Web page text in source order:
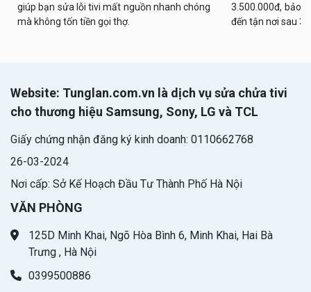
giúp bạn sửa lỗi tivi mất nguồn nhanh chóng
mà không tốn tiền gọi thợ.
3.500.000đ, bảo
đến tận nơi sau
Website: Tunglan.com.vn là dịch vụ sửa chửa tivi
cho thương hiệu Samsung, Sony, LG và TCL
Giấy chứng nhận đăng ký kinh doanh: 0110662768
26-03-2024
Nơi cấp: Sở Kế Hoạch Đầu Tư Thành Phố Hà Nội
VĂN PHÒNG
125D Minh Khai, Ngõ Hòa Bình 6, Minh Khai, Hai Bà
Trưng , Hà Nội
0399500886